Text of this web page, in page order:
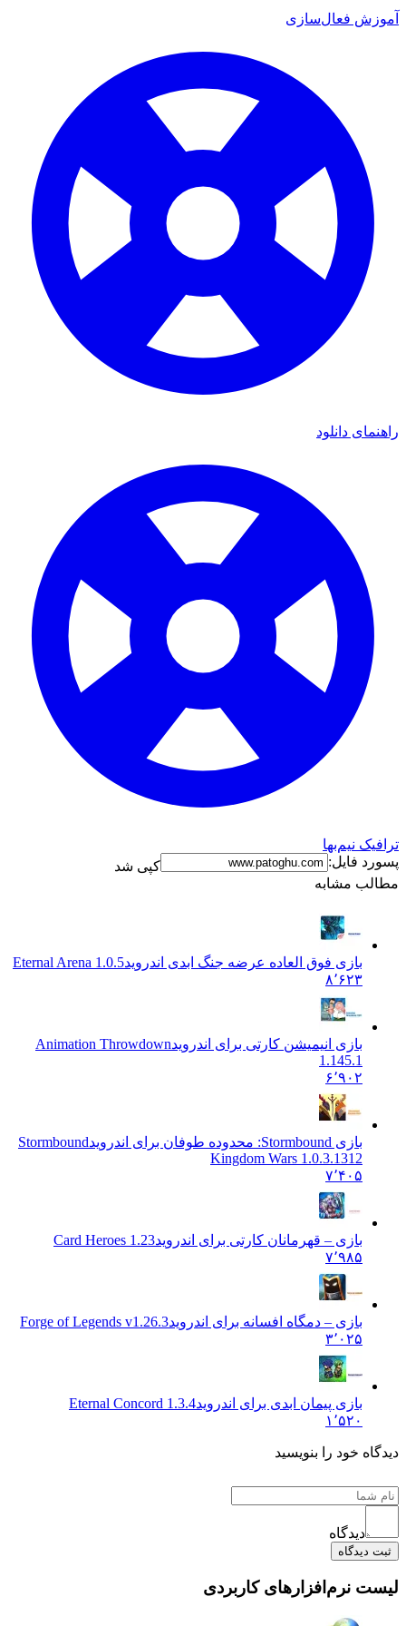
فعال‌سازی
دانلود
نیم‌بها
فایل:
کپی شد
مشابه
بازی فوق العاده عرضه جنگ ابدی اندروید 1.0.5 Eternal Arena
بازی انیمیشن کارتی برای اندروید Animation Throwdown
Stormbound
Kingdom Wars 1.0.3.1312
بازی – قهرمانان کارتی برای اندروید Card Heroes 1.23
بازی – دمگاه افسانه برای اندروید Forge of Legends v1.26.3
بازی پیمان ابدی برای اندروید Eternal Concord 1.3.4
خود را بنویسید
نرم‌افزارهای کاربردی